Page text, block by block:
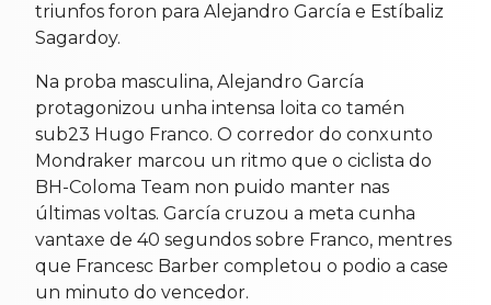
triunfos foron para Alejandro García e Estíbaliz
Sagardoy.
Na proba masculina, Alejandro García
protagonizou unha intensa loita co tamén
sub23 Hugo Franco. O corredor do conxunto
Mondraker marcou un ritmo que o ciclista do
BH-Coloma Team non puido manter nas
últimas voltas. García cruzou a meta cunha
vantaxe de 40 segundos sobre Franco, mentres
que Francesc Barber completou o podio a case
un minuto do vencedor.